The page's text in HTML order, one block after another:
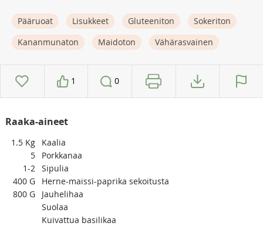
Pääruoat Lisukkeet Gluteeniton
Sokeriton
Kananmunaton
Maidoton Vähärasvainen
1 0
Raaka-aineet
1.5 Kg
Kaalia
5
Porkkanaa
1-2 Sipulia
400 G
Herne-maissi-paprika sekoitusta
800 G
Jauhelihaa
Suolaa
Kuivattua basilikaa